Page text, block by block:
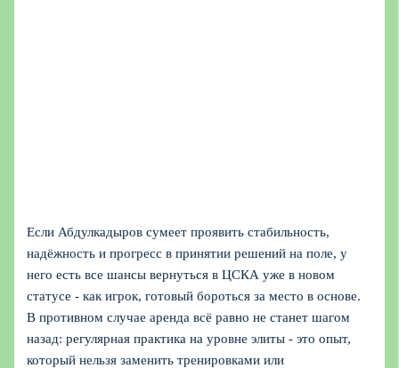
Если Абдулкадыров сумеет проявить стабильность,
надёжность и прогресс в принятии решений на поле, у
него есть все шансы вернуться в ЦСКА уже в новом
статусе - как игрок, готовый бороться за место в основе.
В противном случае аренда всё равно не станет шагом
назад: регулярная практика на уровне элиты - это опыт,
который нельзя заменить тренировками или